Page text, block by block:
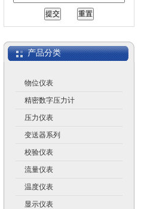
产品分类
物位仪表
精密数字压力计
压力仪表
变送器系列
校验仪表
流量仪表
温度仪表
显示仪表